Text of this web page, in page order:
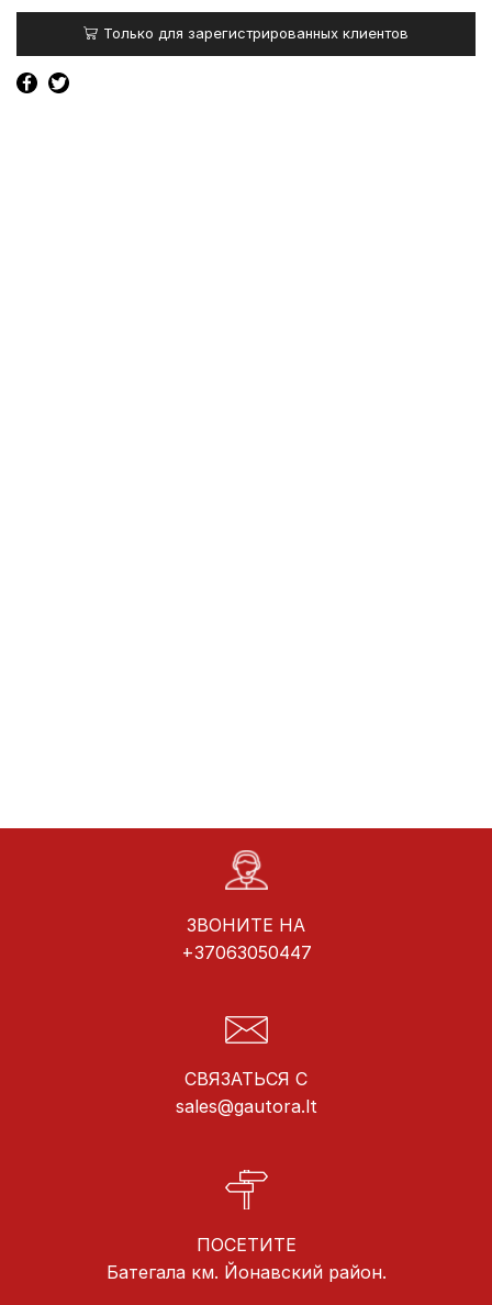
Galinis
lankstas
(Apatinis,
Только для зарегистрированных клиентов
ЗВОНИТЕ НА
+37063050447
СВЯЗАТЬСЯ С
sales@gautora.lt
ПОСЕТИТЕ
Батегала км. Йонавский район.